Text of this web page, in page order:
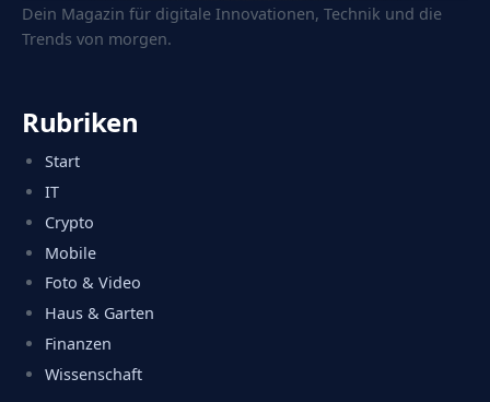
Dein Magazin für digitale Innovationen, Technik und die
Trends von morgen.
Rubriken
Start
IT
Crypto
Mobile
Foto & Video
Haus & Garten
Finanzen
Wissenschaft